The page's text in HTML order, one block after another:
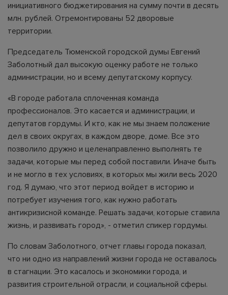
инициативного бюджетирования на сумму почти в десять
млн. рублей. Отремонтированы 52 дворовые
территории.
Председатель Тюменской городской думы Евгений
Заболотный дал высокую оценку работе не только
администрации, но и всему депутатскому корпусу.
«В городе работала сплоченная команда
профессионалов. Это касается и администрации, и
депутатов гордумы. И кто, как не мы знаем положение
дел в своих округах, в каждом дворе, доме. Все это
позволило дружно и целенаправленно выполнять те
задачи, которые мы перед собой поставили. Иначе быть
и не могло в тех условиях, в которых мы жили весь 2020
год. Я думаю, что этот период войдет в историю и
потребует изучения того, как нужно работать
антикризисной команде. Решать задачи, которые ставила
жизнь, и развивать город», - отметил спикер гордумы.
По словам Заболотного, отчет главы города показал,
что ни одно из направлений жизни города не оставалось
в стагнации. Это касалось и экономики города, и
развития строительной отрасли, и социальной сферы.